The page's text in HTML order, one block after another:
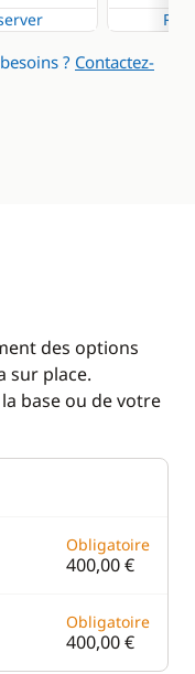
? Contactez-
des options
sur place.
base ou de votre
Obligatoire
400,00 €
Obligatoire
400,00 €